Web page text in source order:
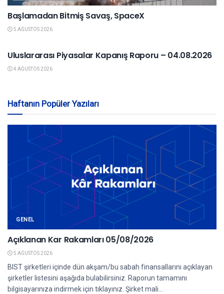
Başlamadan Bitmiş Savaş, SpaceX
5 AĞUSTOS 2026
Uluslararası Piyasalar Kapanış Raporu – 04.08.2026
4 AĞUSTOS 2026
Haftanın Popüler Yazıları
GENEL
Açıklanan Kar Rakamları 05/08/2026
5 AĞUSTOS 2026
BIST şirketleri içinde dün akşam/bu sabah finansallarını açıklayan
şirketler listesini aşağıda bulabilirsiniz. Raporun tamamını
bilgisayarınıza indirmek için tıklayınız. Şirket mali...